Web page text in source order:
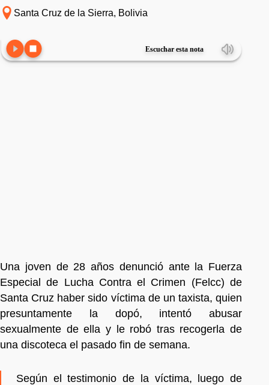
Santa Cruz de la Sierra, Bolivia
Escuchar esta nota
Una joven de 28 años denunció ante la Fuerza
Especial de Lucha Contra el Crimen (Felcc) de
Santa Cruz haber sido víctima de un taxista, quien
presuntamente la dopó, intentó abusar
sexualmente de ella y le robó tras recogerla de
una discoteca el pasado fin de semana.
Según el testimonio de la víctima, luego de